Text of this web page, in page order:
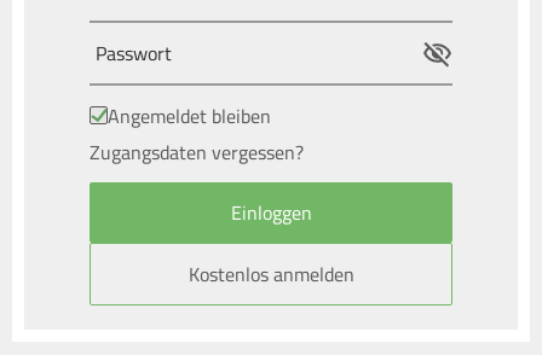
Angemeldet bleiben
Zugangsdaten vergessen?
Kostenlos anmelden